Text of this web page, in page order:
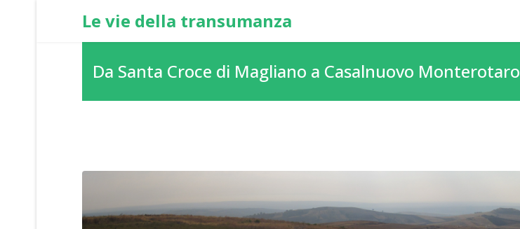
Le vie della transumanza
Da Santa Croce di Magliano a Casalnuovo Monterotaro